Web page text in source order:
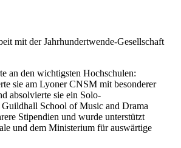
mit der Jahrhundertwende-Gesellschaft
an den wichtigsten Hochschulen:
sie am Lyoner CNSM mit besonderer
absolvierte sie ein Solo-
School of Music and Drama
Stipendien und wurde unterstützt
und dem Ministerium für auswärtige